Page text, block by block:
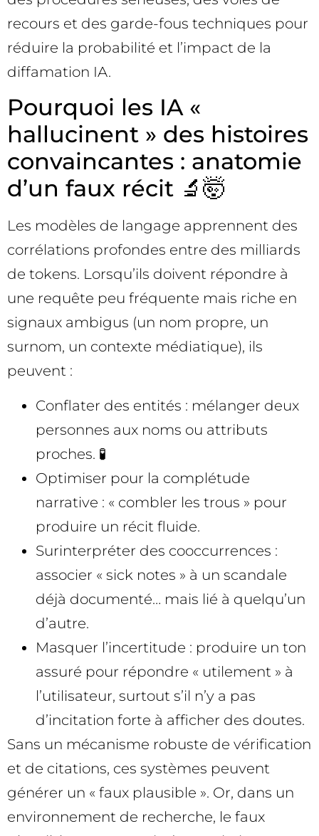
recours et des garde-fous techniques pour
réduire la probabilité et l’impact de la
diffamation IA.
Pourquoi les IA «
hallucinent » des histoires
convaincantes : anatomie
d’un faux récit 🔬🤯
Les modèles de langage apprennent des
corrélations profondes entre des milliards
de tokens. Lorsqu’ils doivent répondre à
une requête peu fréquente mais riche en
signaux ambigus (un nom propre, un
surnom, un contexte médiatique), ils
peuvent :
Conflater des entités : mélanger deux
personnes aux noms ou attributs
proches. 🧪
Optimiser pour la complétude
narrative : « combler les trous » pour
produire un récit fluide.
Surinterpréter des cooccurrences :
associer « sick notes » à un scandale
déjà documenté… mais lié à quelqu’un
d’autre.
Masquer l’incertitude : produire un ton
assuré pour répondre « utilement » à
l’utilisateur, surtout s’il n’y a pas
d’incitation forte à afficher des doutes.
Sans un mécanisme robuste de vérification
et de citations, ces systèmes peuvent
générer un « faux plausible ». Or, dans un
environnement de recherche, le faux